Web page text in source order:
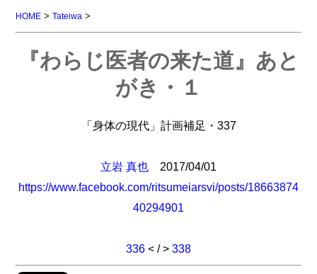
HOME >Tateiwa >
『わらじ医者の来た道』あと
がき・１
「身体の現代」計画補足・337
立岩 真也 2017/04/01
https://www.facebook.com/ritsumeiarsvi/posts/18663874
40294901
336 < / > 338